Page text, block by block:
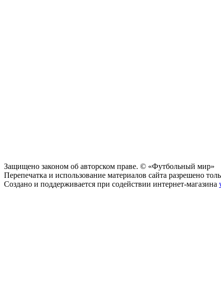
Защищено законом об авторском праве. © «Футбольный мир»
Перепечатка и использование материалов сайта разрешено
Создано и поддерживается при содействии интернет-магазина